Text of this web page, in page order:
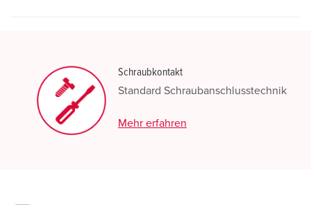
Schraubkontakt
Standard Schraubanschlusstechnik
Mehr erfahren